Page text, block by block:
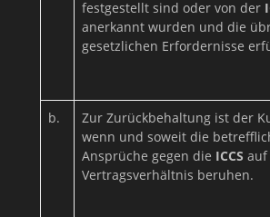
festgestellt sind oder von der
anerkannt wurden und die
gesetzlichen Erfordernisse
b.
Zur Zurückbehaltung ist der
wenn und soweit die
Ansprüche gegen die ICCS auf
Vertragsverhältnis beruhen.